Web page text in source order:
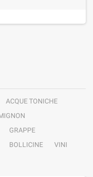
ACQUE TONICHE
GRAPPE
BOLLICINE
VINI